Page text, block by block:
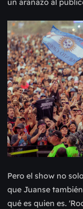
Pero el show no
que Juanse
qué es quien es. '